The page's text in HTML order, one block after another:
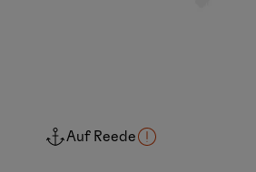
Auf Reede